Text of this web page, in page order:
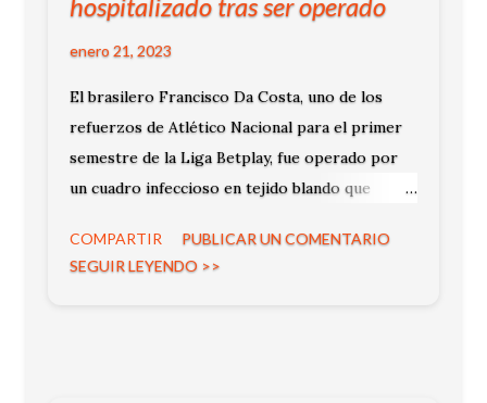
enero 21, 2023
El brasilero Francisco Da Costa, uno de los
refuerzos de Atlético Nacional para el primer
semestre de la Liga Betplay, fue operado por
un cuadro infeccioso en tejido blando que
según informó el equipo 'verdolaga'.
COMPARTIR
PUBLICAR UN COMENTARIO
SEGUIR LEYENDO >>